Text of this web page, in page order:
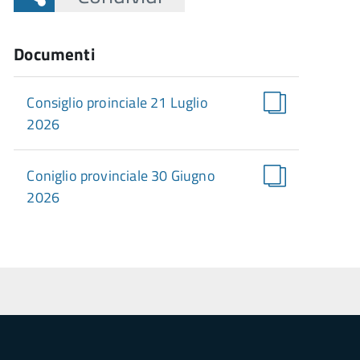
Documenti
Consiglio proinciale 21 Luglio
2026
Coniglio provinciale 30 Giugno
2026